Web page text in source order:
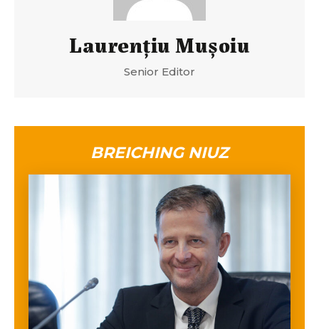
Laurenţiu Muşoiu
Senior Editor
BREICHING NIUZ